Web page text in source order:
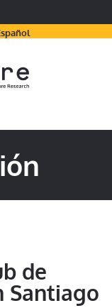
de
Santiago